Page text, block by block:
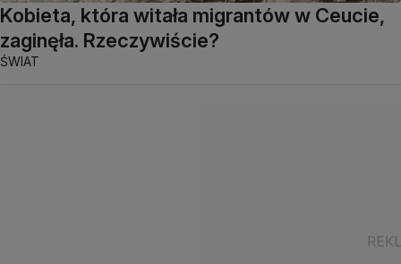
Kobieta, która witała migrantów w Ceucie,
zaginęła. Rzeczywiście?
ŚWIAT